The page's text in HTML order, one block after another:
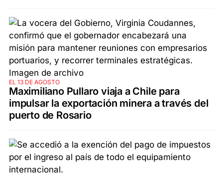
EL 13 DE AGOSTO
Maximiliano Pullaro viaja a Chile para
impulsar la exportación minera a través del
puerto de Rosario